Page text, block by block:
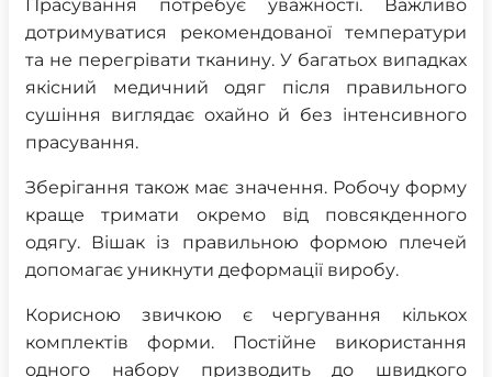
Прасування потребує уважності. Важливо
дотримуватися рекомендованої температури
та не перегрівати тканину. У багатьох випадках
якісний медичний одяг після правильного
сушіння виглядає охайно й без інтенсивного
прасування.
Зберігання також має значення. Робочу форму
краще тримати окремо від повсякденного
одягу. Вішак із правильною формою плечей
допомагає уникнути деформації виробу.
Корисною звичкою є чергування кількох
комплектів форми. Постійне використання
одного набору призводить до швидкого